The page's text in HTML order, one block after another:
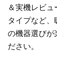
＆実機レビ
タイプなど
の機器選びが
ださい。